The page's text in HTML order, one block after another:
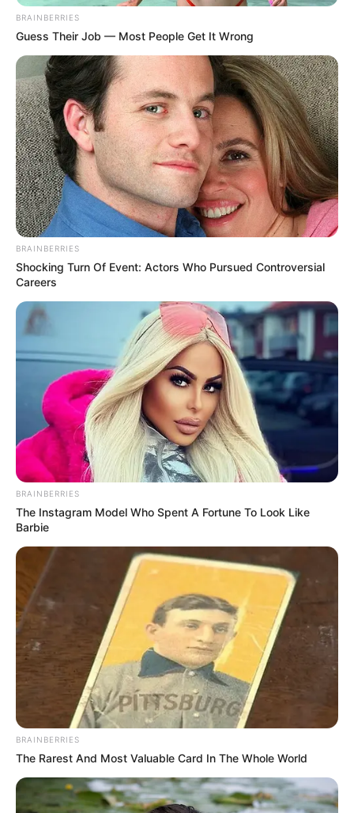
BRAINBERRIES
Guess Their Job — Most People Get It Wrong
BRAINBERRIES
Shocking Turn Of Event: Actors Who Pursued Controversial
Careers
BRAINBERRIES
The Instagram Model Who Spent A Fortune To Look Like
Barbie
BRAINBERRIES
The Rarest And Most Valuable Card In The Whole World